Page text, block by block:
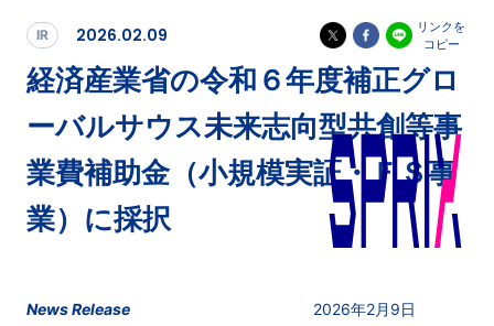
IR 2026.02.09
リンクを
コピー
経済産業省の令和６年度補正グロ
ーバルサウス未来志向型共創等事
業費補助⾦（小規模実証・ＦＳ事
業）に採択
News Release
2026年2月9日